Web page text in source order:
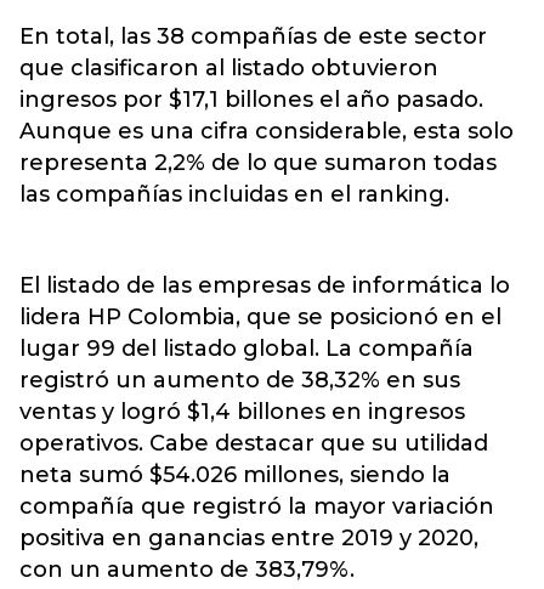
En total, las 38 compañías de este sector
que clasificaron al listado obtuvieron
ingresos por $17,1 billones el año pasado.
Aunque es una cifra considerable, esta solo
representa 2,2% de lo que sumaron todas
las compañías incluidas en el ranking.
El listado de las empresas de informática lo
lidera HP Colombia, que se posicionó en el
lugar 99 del listado global. La compañía
registró un aumento de 38,32% en sus
ventas y logró $1,4 billones en ingresos
operativos. Cabe destacar que su utilidad
neta sumó $54.026 millones, siendo la
compañía que registró la mayor variación
positiva en ganancias entre 2019 y 2020,
con un aumento de 383,79%.